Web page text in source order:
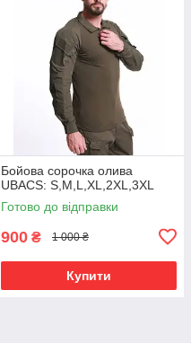
Бойова сорочка олива
UBACS: S,M,L,XL,2XL,3XL
Готово до відправки
900 ₴ 1 000 ₴
Купити